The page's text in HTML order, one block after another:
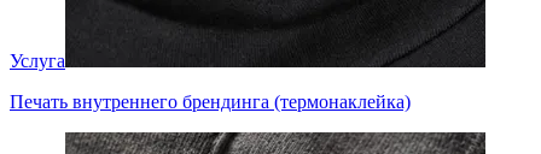
Услуга
Печать внутреннего брендинга (термонаклейка)